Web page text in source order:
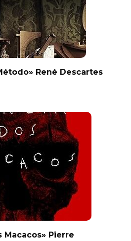
René Descartes
Macacos» Pierre